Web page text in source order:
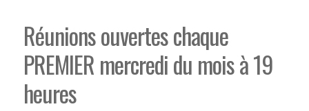
Réunions ouvertes chaque
PREMIER mercredi du mois à 19
heures